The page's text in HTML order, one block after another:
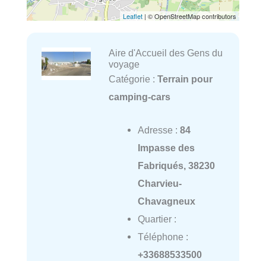
Leaflet | © OpenStreetMap contributors
Aire d'Accueil des Gens du
voyage
Catégorie : Terrain pour
camping-cars
Adresse : 84
Impasse des
Fabriqués, 38230
Charvieu-
Chavagneux
Quartier :
Téléphone :
+33688533500